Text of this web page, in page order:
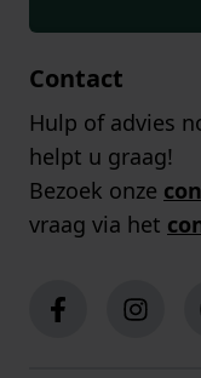
Contact
Hulp of advies
helpt u graag!
Bezoek onze
vraag via het